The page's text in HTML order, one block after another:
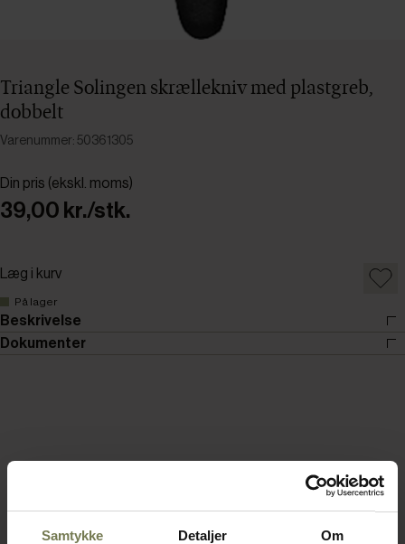
Samtykke Detaljer Om
Triangle Solingen skrællekniv med plastgreb,
dobbelt
Varenummer: 50361305
Din pris (ekskl. moms)
39,00 kr./stk.
Læg i kurv
På lager
Beskrivelse
Dokumenter